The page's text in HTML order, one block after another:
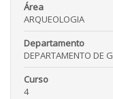
Área
ARQUEOLOGIA
Departamento
DEPARTAMENTO DE
Curso
4